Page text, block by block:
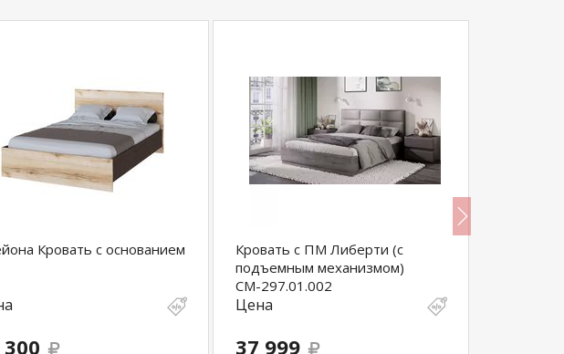
Кровать с основанием
Кровать с ПМ Либерти (с
подъемным механизмом)
СМ-297.01.002
Цена
37 999